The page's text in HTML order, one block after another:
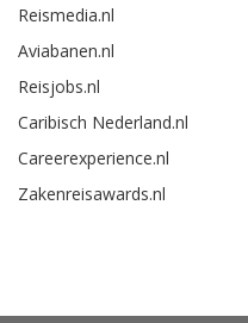
Reismedia.nl
Aviabanen.nl
Reisjobs.nl
Caribisch Nederland.nl
Careerexperience.nl
Zakenreisawards.nl